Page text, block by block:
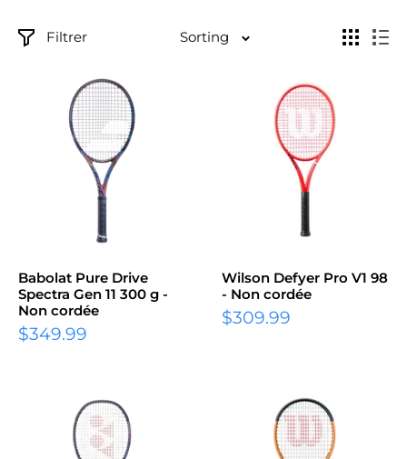
Filtrer Sorting
Babolat Pure Drive
Spectra Gen 11 300 g -
Non cordée
Prix
$349.99
Wilson Defyer Pro V1 98
- Non cordée
Prix
$309.99